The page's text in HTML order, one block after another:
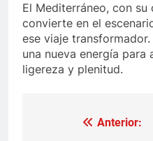
El Mediterráneo, con su
convierte en el
ese viaje
una nueva energía
ligereza y plenitud.
Navegación
Anterior: